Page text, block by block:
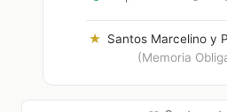
★ Santos Marcelino y
(Memoria